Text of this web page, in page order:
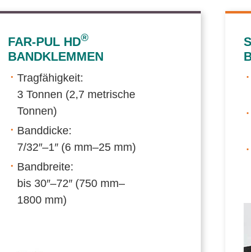
FAR-PULHD®
BANDKLEMMEN
Tragfähigkeit:
3 Tonnen (2,7 metrische
Tonnen)
Banddicke:
7/32″–1″ (6 mm–25 mm)
Bandbreite:
bis 30″–72″ (750 mm–
1800 mm)